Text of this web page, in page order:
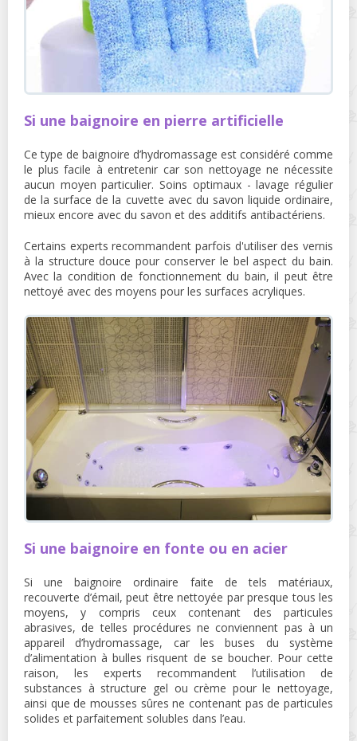
Si une baignoire en pierre artificielle
Ce type de baignoire d’hydromassage est considéré comme
le plus facile à entretenir car son nettoyage ne nécessite
aucun moyen particulier. Soins optimaux - lavage régulier
de la surface de la cuvette avec du savon liquide ordinaire,
mieux encore avec du savon et des additifs antibactériens.
Certains experts recommandent parfois d'utiliser des vernis
à la structure douce pour conserver le bel aspect du bain.
Avec la condition de fonctionnement du bain, il peut être
nettoyé avec des moyens pour les surfaces acryliques.
Si une baignoire en fonte ou en acier
Si une baignoire ordinaire faite de tels matériaux,
recouverte d’émail, peut être nettoyée par presque tous les
moyens, y compris ceux contenant des particules
abrasives, de telles procédures ne conviennent pas à un
appareil d’hydromassage, car les buses du système
d’alimentation à bulles risquent de se boucher. Pour cette
raison, les experts recommandent l’utilisation de
substances à structure gel ou crème pour le nettoyage,
ainsi que de mousses sûres ne contenant pas de particules
solides et parfaitement solubles dans l’eau.